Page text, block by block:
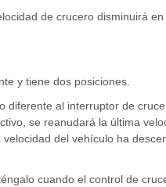
de crucero disminuirá
y tiene dos posiciones.
diferente al interruptor de
se reanudará la última
del vehículo ha
cuando el control de